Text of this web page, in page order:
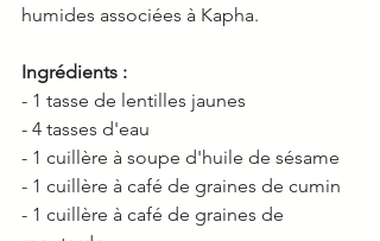
humides associées à Kapha.
Ingrédients :
- 1 tasse de lentilles jaunes
- 4 tasses d'eau
- 1 cuillère à soupe d'huile de sésame
- 1 cuillère à café de graines de cumin
- 1 cuillère à café de graines de